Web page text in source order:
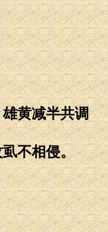
黄减半共调
不相侵。